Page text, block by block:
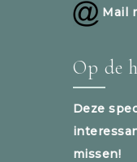
Mail
Op de
Deze
missen!